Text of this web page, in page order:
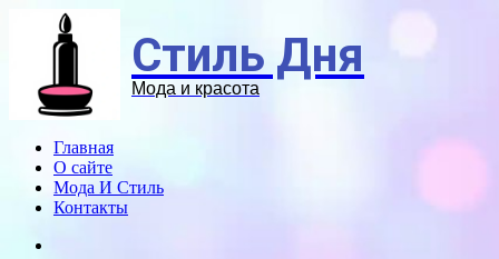
Стиль Дня
Мода и красота
Главная
О сайте
Мода И Стиль
Контакты